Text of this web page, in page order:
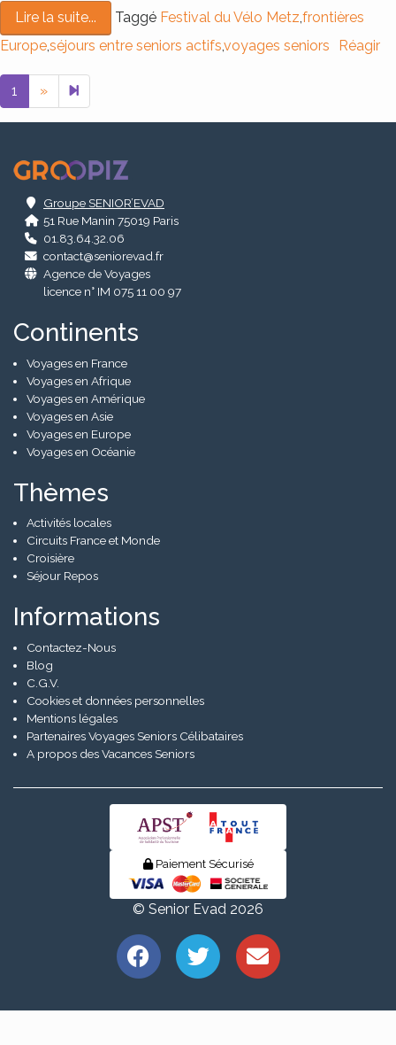
Lire la suite... Taggé Festival du Vélo Metz frontières
Europe,séjours entre seniors actifs,voyages seniors Réagir
1 »Next page
2
Groupe SENIOR’EVAD
51 Rue Manin 75019 Paris
01.83.64.32.06
contact@seniorevad.fr
Agence de Voyages
licence n° IM 075 11 00 97
Continents
Voyages en France
Voyages en Afrique
Voyages en Amérique
Voyages en Asie
Voyages en Europe
Voyages en Océanie
Thèmes
Activités locales
Circuits France et Monde
Croisière
Séjour Repos
Informations
Contactez-Nous
Blog
C.G.V.
Cookies et données personnelles
Mentions légales
Partenaires Voyages Seniors Célibataires
A propos des Vacances Seniors
Paiement Sécurisé
© Senior Evad 2026